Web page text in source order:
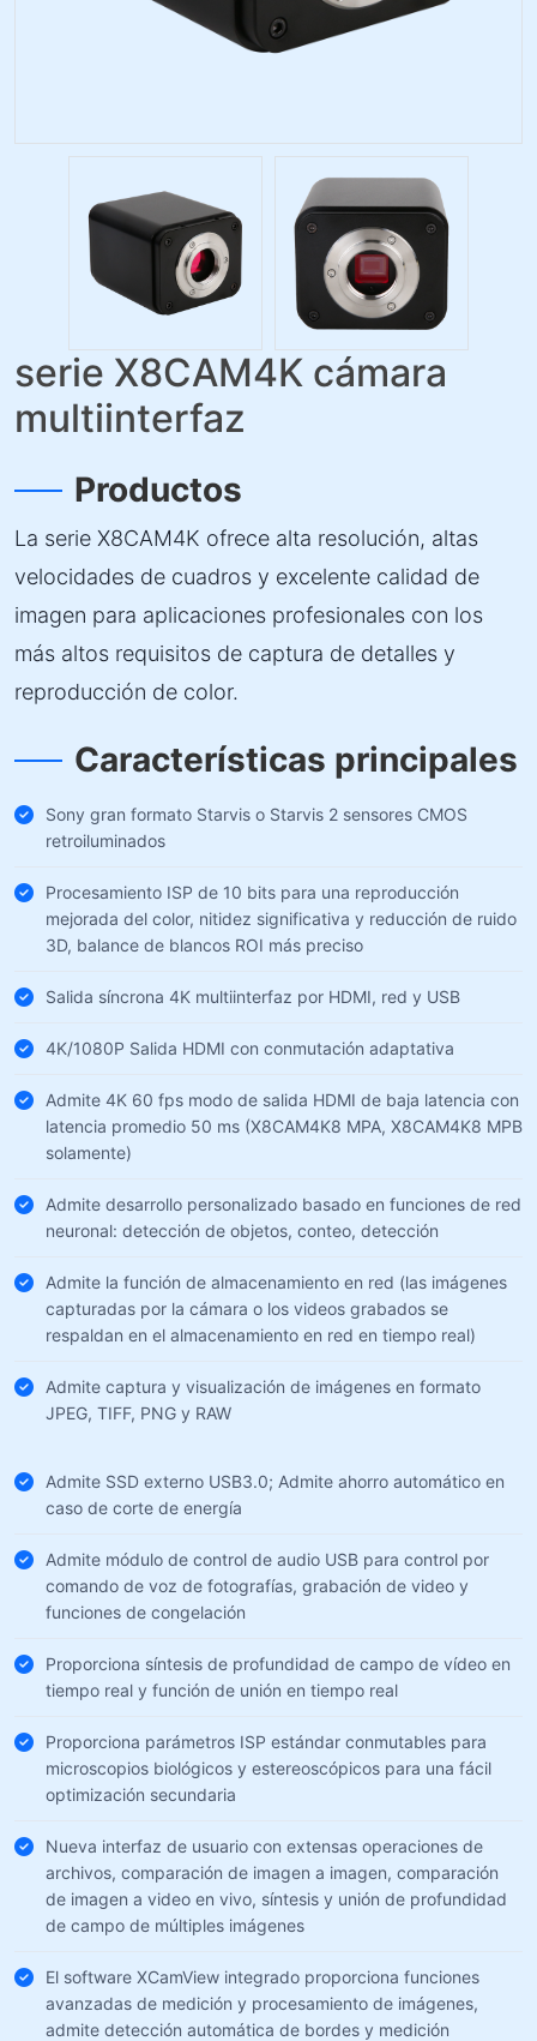
serie X8CAM4K cámara
multiinterfaz
Productos
La serie X8CAM4K ofrece alta resolución, altas
velocidades de cuadros y excelente calidad de
imagen para aplicaciones profesionales con los
más altos requisitos de captura de detalles y
reproducción de color.
Características principales
Sony gran formato Starvis o Starvis 2 sensores CMOS
retroiluminados
Procesamiento ISP de 10 bits para una reproducción
mejorada del color, nitidez significativa y reducción de ruido
3D, balance de blancos ROI más preciso
Salida síncrona 4K multiinterfaz por HDMI, red y USB
4K/1080P Salida HDMI con conmutación adaptativa
Admite 4K 60 fps modo de salida HDMI de baja latencia con
latencia promedio 50 ms (X8CAM4K8 MPA, X8CAM4K8 MPB
solamente)
Admite desarrollo personalizado basado en funciones de red
neuronal: detección de objetos, conteo, detección
Admite la función de almacenamiento en red (las imágenes
capturadas por la cámara o los videos grabados se
respaldan en el almacenamiento en red en tiempo real)
Admite captura y visualización de imágenes en formato
JPEG, TIFF, PNG y RAW
Admite SSD externo USB3.0; Admite ahorro automático en
caso de corte de energía
Admite módulo de control de audio USB para control por
comando de voz de fotografías, grabación de video y
funciones de congelación
Proporciona síntesis de profundidad de campo de vídeo en
tiempo real y función de unión en tiempo real
Proporciona parámetros ISP estándar conmutables para
microscopios biológicos y estereoscópicos para una fácil
optimización secundaria
Nueva interfaz de usuario con extensas operaciones de
archivos, comparación de imagen a imagen, comparación
de imagen a video en vivo, síntesis y unión de profundidad
de campo de múltiples imágenes
El software XCamView integrado proporciona funciones
avanzadas de medición y procesamiento de imágenes,
admite detección automática de bordes y medición